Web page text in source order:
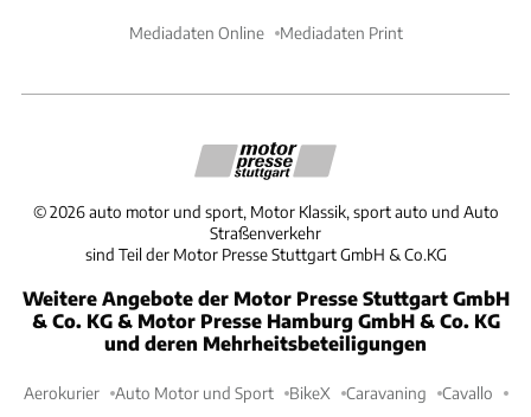
Mediadaten Online Mediadaten Print
©2026 auto motor und sport, Motor Klassik, sport auto und Auto
Straßenverkehr
sind Teil der Motor Presse Stuttgart GmbH & Co.KG
Weitere Angebote der Motor Presse Stuttgart GmbH
& Co. KG & Motor Presse Hamburg GmbH & Co. KG
und deren Mehrheitsbeteiligungen
Aerokurier Auto Motor und Sport BikeX Caravaning Cavallo